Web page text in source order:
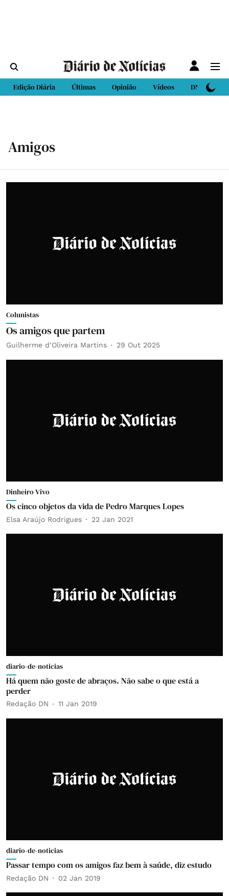
Edição Diária Últimas Opinião Vídeos DN Sport
Amigos
Colunistas
Os amigos que partem
Guilherme d’Oliveira Martins 29 Out 2025
Dinheiro Vivo
Os cinco objetos da vida de Pedro Marques Lopes
Elsa Araújo Rodrigues 22 Jan 2021
diario-de-noticias
Há quem não goste de abraços. Não sabe o que está a
perder
Redação DN 11 Jan 2019
diario-de-noticias
Passar tempo com os amigos faz bem à saúde, diz estudo
Redação DN 02 Jan 2019